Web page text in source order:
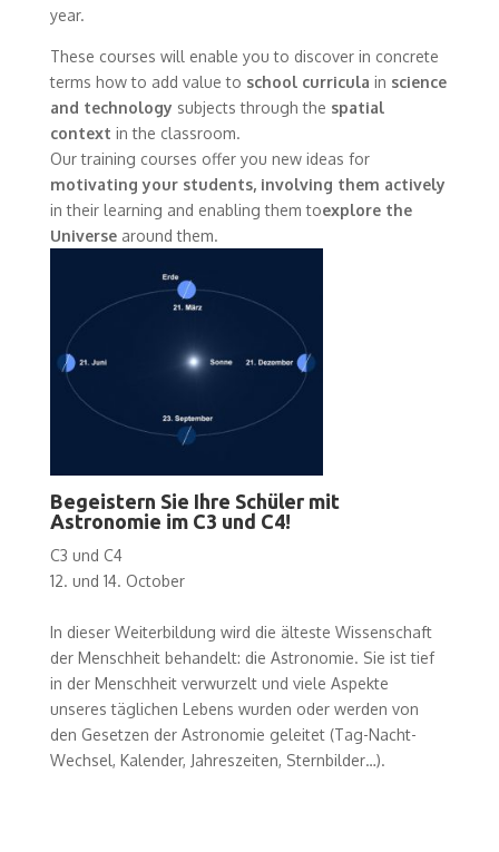
year.
These courses will enable you to discover in concrete
terms how to add value to school curricula in science
and technology subjects through the spatial
context in the classroom.
Our training courses offer you new ideas for
motivating your students, involving them actively
in their learning and enabling them toexplore the
Universearound them.
Begeistern Sie Ihre Schüler mit
Astronomie im C3 und C4!
C3 und C4
12. und 14. October
In dieser Weiterbildung wird die älteste Wissenschaft
der Menschheit behandelt: die Astronomie. Sie ist tief
in der Menschheit verwurzelt und viele Aspekte
unseres täglichen Lebens wurden oder werden von
den Gesetzen der Astronomie geleitet (Tag-Nacht-
Wechsel, Kalender, Jahreszeiten, Sternbilder…).